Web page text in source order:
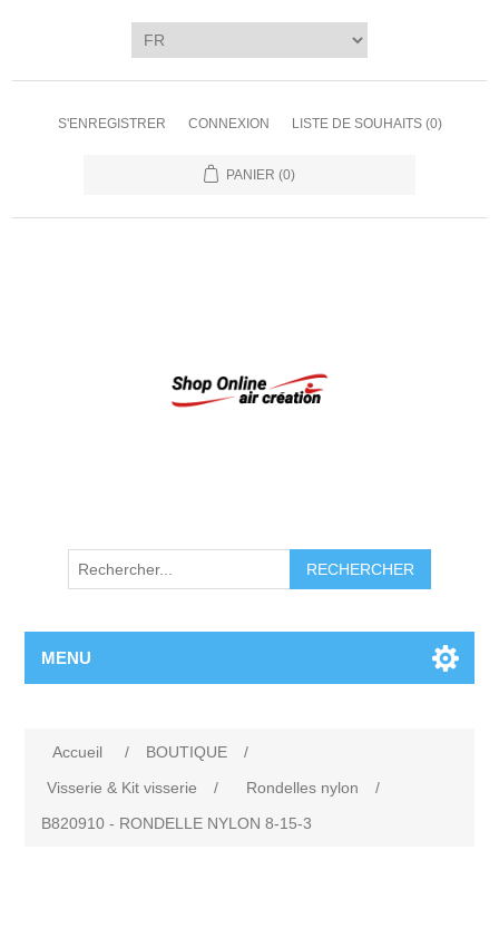
S'ENREGISTRER CONNEXION LISTE DE SOUHAITS (0)
PANIER (0)
RECHERCHER
MENU
Accueil / BOUTIQUE
/
Visserie & Kit visserie
/ Rondelles nylon
/
B820910 - RONDELLE NYLON 8-15-3